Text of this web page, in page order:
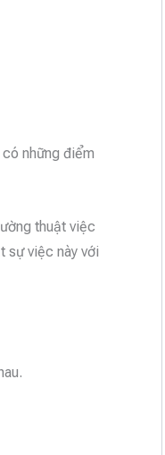
những điểm
thuật việc
sự việc này với